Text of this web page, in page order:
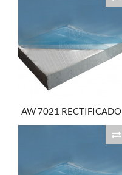
AW 7021 RECTIFICADO